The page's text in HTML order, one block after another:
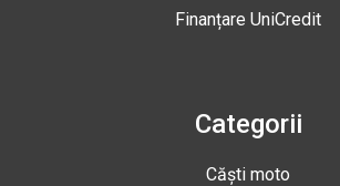
Finanțare UniCredit
Categorii
Căști moto